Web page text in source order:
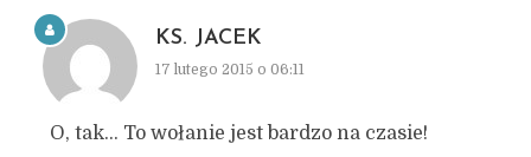
KS. JACEK
17 lutego 2015 o 06:11
O, tak… To wołanie jest bardzo na czasie!